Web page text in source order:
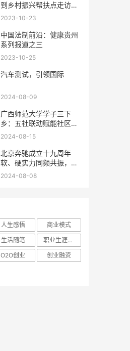
到乡村振兴帮扶点走访调
研
2023-10-23
中国法制前沿：健康贵州
系列报道之三
2023-10-25
汽车测试，引领国际
2024-08-09
广西师范大学学子三下
乡：五社联动赋能社区，
共融促进民族团结
2024-08-15
北京奔驰成立十九周年
软、硬实力同频共振，助
推持续高质量发展
2024-08-08
人生感悟
商业模式
生活随笔
职业生涯规划
O2O创业
创业融资